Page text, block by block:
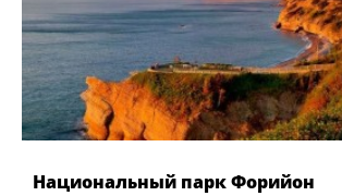
Национальный парк Форийон